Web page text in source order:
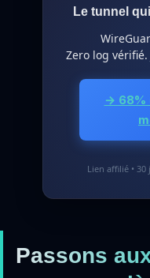
Le tunnel
Zero log vérifié.
→ 68%
Lien affilié •
Passons